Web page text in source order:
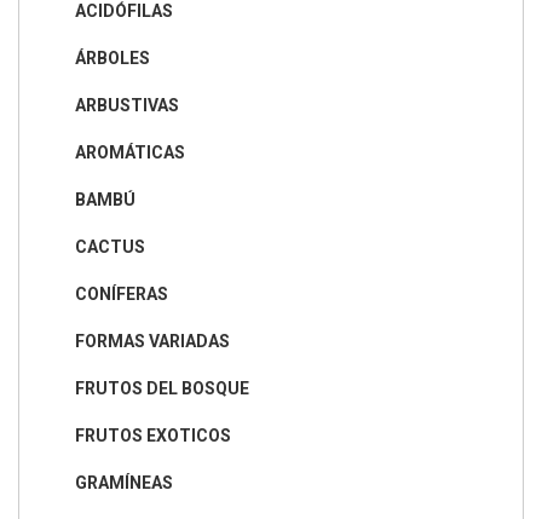
ACIDÓFILAS
ÁRBOLES
ARBUSTIVAS
AROMÁTICAS
BAMBÚ
CACTUS
CONÍFERAS
FORMAS VARIADAS
FRUTOS DEL BOSQUE
FRUTOS EXOTICOS
GRAMÍNEAS